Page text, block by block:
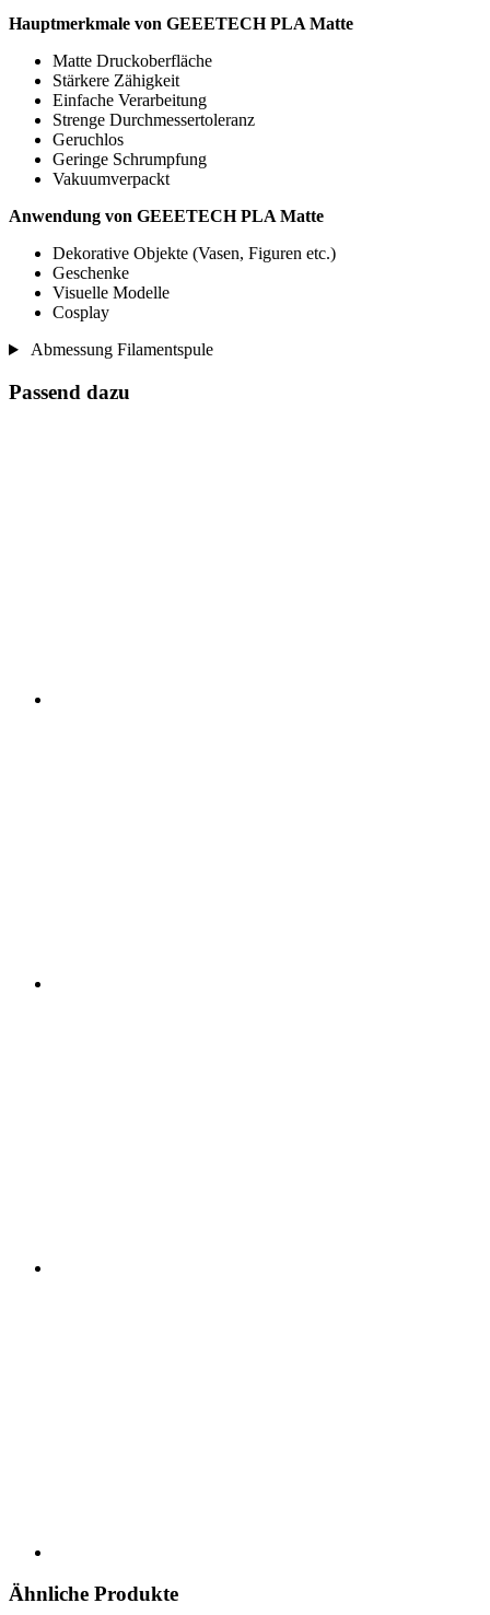
Hauptmerkmale von GEEETECH PLA Matte
Matte Druckoberfläche
Stärkere Zähigkeit
Einfache Verarbeitung
Strenge Durchmessertoleranz
Geruchlos
Geringe Schrumpfung
Vakuumverpackt
Anwendung von GEEETECH PLA Matte
Dekorative Objekte (Vasen, Figuren etc.)
Geschenke
Visuelle Modelle
Cosplay
Abmessung Filamentspule
Passend dazu
Ähnliche Produkte